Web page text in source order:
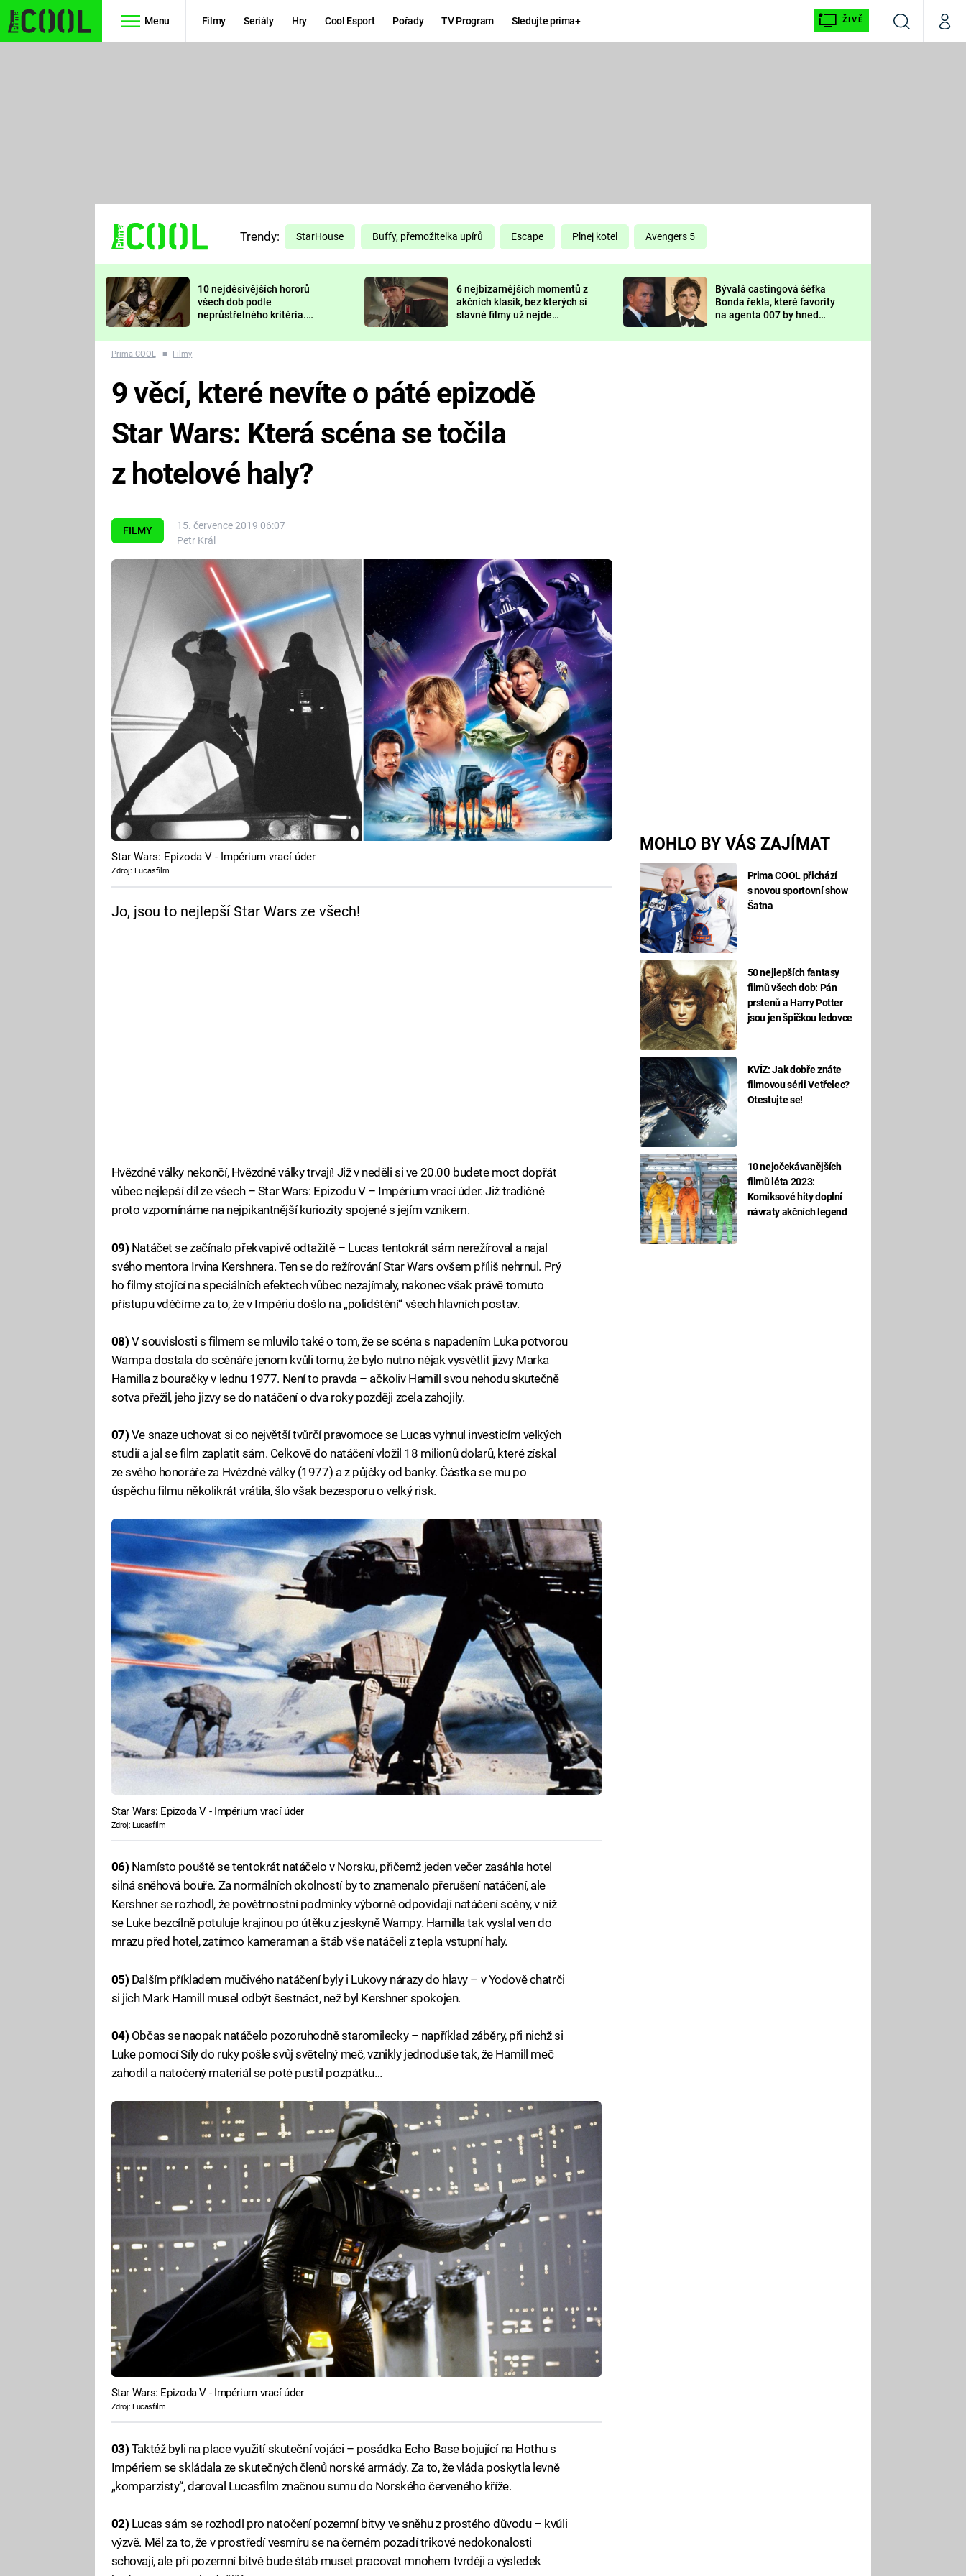
Menu Filmy Seriály Hry Cool Esport Pořady TV Program Sledujte prima+ ŽIVĚ
VyhledáváníMůj
TŘESKU
FUTURAMA
PREDÁTOR
DELIVERANCE
KOMEDIE
CHUCK
NORRIS
DEADPOOL
Prima LAJK
Sledujte nás
Trendy: StarHouse Buffy, přemožitelka upírů Escape Plnej kotel Avengers 5
10 nejděsivějších hororů
všech dob podle
neprůstřelného kritéria.
nejvíc zvednou tep?
6 nejbizarnějších momentů z
akčních klasik, bez kterých si
slavné filmy už nejde
Bývalá castingová šéfka
Bonda řekla, které favority
na agenta 007 by hned
Prima COOL ■ Filmy
FILMY
15. července 2019 06:07
Petr Král
MOHLO BY VÁS ZAJÍMAT
Prima COOL přichází
s novou sportovní show
Šatna
50 nejlepších fantasy
filmů všech dob: Pán
prstenů a Harry Potter
jsou jen špičkou ledovce
KVÍZ: Jak dobře znáte
filmovou sérii Vetřelec?
Otestujte se!
10 nejočekávanějších
filmů léta 2023:
Komiksové hity doplní
návraty akčních legend
9 věcí, které nevíte o páté epizodě
Star Wars: Která scéna se točila
z hotelové haly?
Star Wars: Epizoda V - Impérium vrací úder
Zdroj: Lucasfilm
Jo, jsou to nejlepší Star Wars ze všech!
Hvězdné války nekončí, Hvězdné války trvají! Již v neděli si ve 20.00 budete moct dopřát
vůbec nejlepší díl ze všech – Star Wars: Epizodu V – Impérium vrací úder. Již tradičně
proto vzpomínáme na nejpikantnější kuriozity spojené s jejím vznikem.
09) Natáčet se začínalo překvapivě odtažitě – Lucas tentokrát sám nerežíroval a najal
svého mentora Irvina Kershnera. Ten se do režírování Star Wars ovšem příliš nehrnul. Prý
ho filmy stojící na speciálních efektech vůbec nezajímaly, nakonec však právě tomuto
přístupu vděčíme za to, že v Impériu došlo na „polidštění“ všech hlavních postav.
08) V souvislosti s filmem se mluvilo také o tom, že se scéna s napadením Luka potvorou
Wampa dostala do scénáře jenom kvůli tomu, že bylo nutno nějak vysvětlit jizvy Marka
Hamilla z bouračky v lednu 1977. Není to pravda – ačkoliv Hamill svou nehodu skutečně
sotva přežil, jeho jizvy se do natáčení o dva roky později zcela zahojily.
07) Ve snaze uchovat si co největší tvůrčí pravomoce se Lucas vyhnul investicím velkých
studií a jal se film zaplatit sám. Celkově do natáčení vložil 18 milionů dolarů, které získal
ze svého honoráře za Hvězdné války (1977) a z půjčky od banky. Částka se mu po
úspěchu filmu několikrát vrátila, šlo však bezesporu o velký risk.
Star Wars: Epizoda V - Impérium vrací úder
Zdroj: Lucasfilm
06) Namísto pouště se tentokrát natáčelo v Norsku, přičemž jeden večer zasáhla hotel
silná sněhová bouře. Za normálních okolností by to znamenalo přerušení natáčení, ale
Kershner se rozhodl, že povětrnostní podmínky výborně odpovídají natáčení scény, v níž
se Luke bezcílně potuluje krajinou po útěku z jeskyně Wampy. Hamilla tak vyslal ven do
mrazu před hotel, zatímco kameraman a štáb vše natáčeli z tepla vstupní haly.
05) Dalším příkladem mučivého natáčení byly i Lukovy nárazy do hlavy – v Yodově chatrči
si jich Mark Hamill musel odbýt šestnáct, než byl Kershner spokojen.
04) Občas se naopak natáčelo pozoruhodně staromilecky – například záběry, při nichž si
Luke pomocí Síly do ruky pošle svůj světelný meč, vznikly jednoduše tak, že Hamill meč
zahodil a natočený materiál se poté pustil pozpátku…
Star Wars: Epizoda V - Impérium vrací úder
Zdroj: Lucasfilm
03) Taktéž byli na place využití skuteční vojáci – posádka Echo Base bojující na Hothu s
Impériem se skládala ze skutečných členů norské armády. Za to, že vláda poskytla levně
„komparzisty“, daroval Lucasfilm značnou sumu do Norského červeného kříže.
02) Lucas sám se rozhodl pro natočení pozemní bitvy ve sněhu z prostého důvodu – kvůli
výzvě. Měl za to, že v prostředí vesmíru se na černém pozadí trikové nedokonalosti
schovají, ale při pozemní bitvě bude štáb muset pracovat mnohem tvrději a výsledek